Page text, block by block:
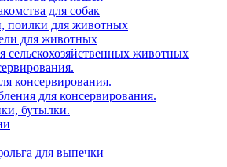
для собак
поилки для животных
для животных
сельскохозяйственных животных
консервирования.
для консервирования.
бутылки.
для выпечки